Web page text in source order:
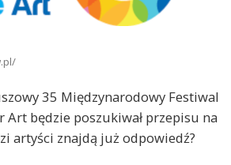
35 Międzynarodowy Festiwal
Art będzie poszukiwał przepisu na
artyści znajdą już odpowiedź?